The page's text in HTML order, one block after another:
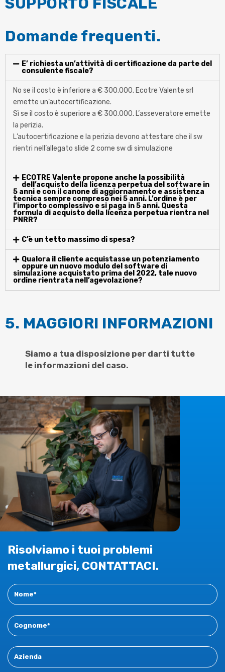
SUPPORTO FISCALE
Domande frequenti.
E’ richiesta un’attività di certificazione da parte del
consulente fiscale?
No se il costo è inferiore a € 300.000. Ecotre Valente srl
emette un’autocertificazione.
Sìse il costo è superiore a € 300.000. L’asseveratore emette
la perizia.
L’autocertificazione e la perizia devono attestare che il sw
rientri nell’allegato slide 2 come swdi simulazione
ECOTRE Valente propone anche la possibilità
dell’acquisto della licenza perpetua del software in
5 anni e con il canone di aggiornamento e assistenza
tecnica sempre compreso nei 5 anni. L’ordine è per
l’importo complessivo e si paga in 5 anni. Questa
formula di acquisto della licenza perpetua rientra nel
PNRR?
C’è un tetto massimo di spesa?
Qualora il cliente acquistasse un potenziamento
oppure un nuovo modulo del software di
simulazione acquistato prima del 2022, tale nuovo
ordine rientrata nell’agevolazione?
5. MAGGIORI INFORMAZIONI
Siamo a tua disposizione per darti tutte
le informazioni del caso.
Risolviamo i tuoi problemi
metallurgici, CONTATTACI.
Contact
New